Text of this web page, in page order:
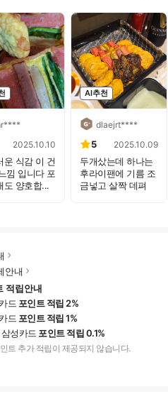
2025.10.10
운 식감 이 건
낌 입니다 포
도 양호합...
AI추천
dlaejrt****
5 2025.10.09
두개샀는데 하나는
후라이팬에 기름 조
금넣고 살짝 데펴
안내
적립안내
드 포인트 적립 2%
드 포인트 적립 1%
성카드 포인트 적립 0.1%
트 추가 적립이 제공되지 않습니다.